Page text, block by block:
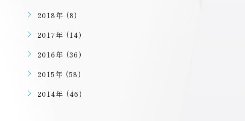
2018年 (8)
2017年 (14)
2016年 (36)
2015年 (58)
2014年 (46)